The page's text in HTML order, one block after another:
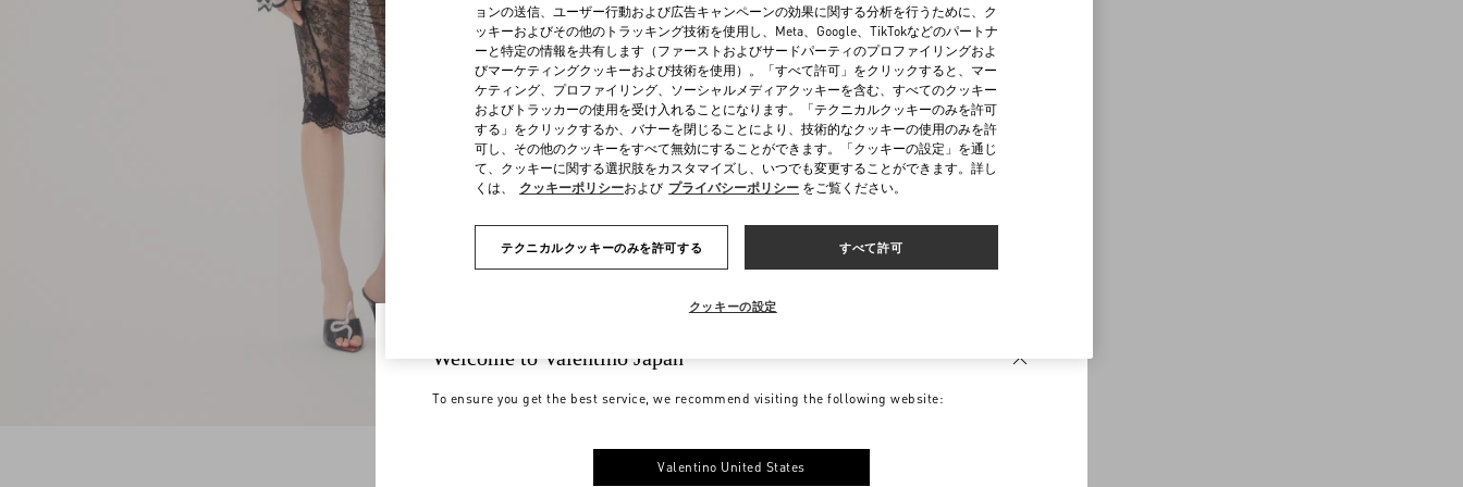
Welcome to Valentino Japan
To ensure you get the best service, we recommend visiting the following website:
Valentino United States
ョンの送信、ユーザー行動および広告キャンペーンの効果に関する分析を行うために、ク
ッキーおよびその他のトラッキング技術を使用し、Meta、Google、TikTokなどのパートナ
ーと特定の情報を共有します（ファーストおよびサードパーティのプロファイリングおよ
びマーケティングクッキーおよび技術を使用）。「すべて許可」をクリックすると、マー
ケティング、プロファイリング、ソーシャルメディアクッキーを含む、すべてのクッキー
およびトラッカーの使用を受け入れることになります。「テクニカルクッキーのみを許可
する」をクリックするか、バナーを閉じることにより、技術的なクッキーの使用のみを許
可し、その他のクッキーをすべて無効にすることができます。「クッキーの設定」を通じ
て、クッキーに関する選択肢をカスタマイズし、いつでも変更することができます。詳し
くは、
クッキーポリシーおよび プライバシーポリシー をご覧ください。
テクニカルクッキーのみを許可する すべて許可
クッキーの設定